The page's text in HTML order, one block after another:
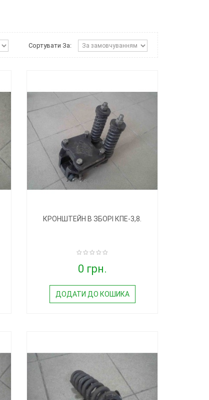
Сортувати За:
КРОНШТЕЙН В ЗБОРІ КПЕ-3,8.
0 грн.
ДОДАТИ ДО КОШИКА